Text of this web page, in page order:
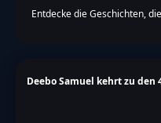
Entdecke die Geschichten,
Deebo Samuel kehrt zu den